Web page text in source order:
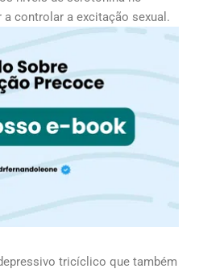
a controlar a excitação sexual.
tricíclico que também